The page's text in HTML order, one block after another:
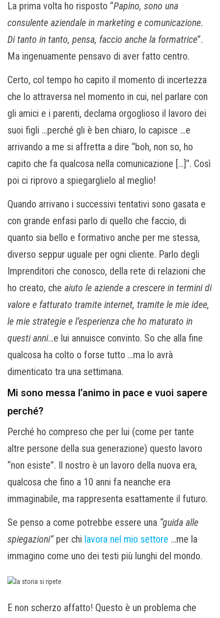
La prima volta ho risposto “Papino, sono una
consulente aziendale in marketing e comunicazione.
Di tanto in tanto, pensa, faccio anche la formatrice”.
Ma ingenuamente pensavo di aver fatto centro.
Certo, col tempo ho capito il momento di incertezza
che lo attraversa nel momento in cui, nel parlare con
gli amici e i parenti, declama orgoglioso il lavoro dei
suoi figli …perché gli è ben chiaro, lo capisce …e
arrivando a me si affretta a dire “boh, non so, ho
capito che fa qualcosa nella comunicazione […]”. Così
poi ci riprovo a spiegarglielo al meglio!
Quando arrivano i successivi tentativi sono gasata e
con grande enfasi parlo di quello che faccio, di
quanto sia bello e formativo anche per me stessa,
diverso seppur uguale per ogni cliente. Parlo degli
Imprenditori che conosco, della rete di relazioni che
ho creato, che aiuto le aziende a crescere in termini di
valore e fatturato tramite internet, tramite le mie idee,
le mie strategie e l’esperienza che ho maturato in
questi anni…e lui annuisce convinto. So che alla fine
qualcosa ha colto o forse tutto …ma lo avrà
dimenticato tra una settimana.
Mi sono messa l’animo in pace e vuoi sapere
perché?
Perché ho compreso che per lui (come per tante
altre persone della sua generazione) questo lavoro
“non esiste”. Il nostro è un lavoro della nuova era,
qualcosa che fino a 10 anni fa neanche era
immaginabile, ma rappresenta esattamente il futuro.
Se penso a come potrebbe essere una “guida alle
spiegazioni”per chi lavora nel mio settore …me la
immagino come uno dei testi più lunghi del mondo.
E non scherzo affatto! Questo è un problema che